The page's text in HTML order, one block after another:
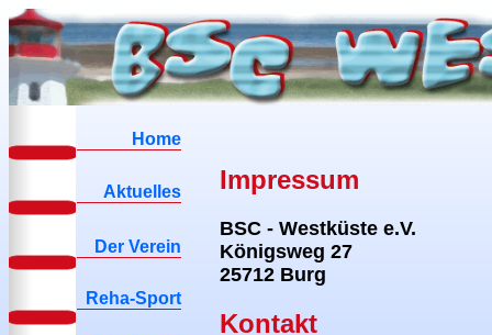
Home
Aktuelles
Der Verein
Reha-Sport
Impressum
BSC - Westküste e.V.
Königsweg 27
25712 Burg
Kontakt